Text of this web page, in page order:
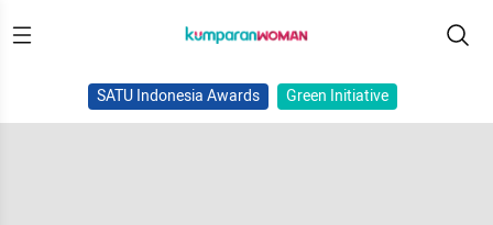
SATU Indonesia Awards Green Initiative